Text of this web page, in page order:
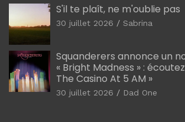
S'il te plaît, ne m'oublie pas
30 juillet 2026 Sabrina
Squanderers annonce un
« Bright Madness » :
The Casino At 5 AM »
30 juillet 2026 Dad One